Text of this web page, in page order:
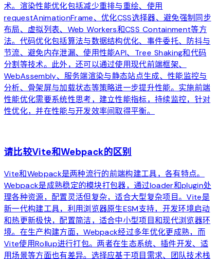
术。渲染性能优化包括减少重排与重绘、使用
requestAnimationFrame、优化CSS选择器、避免强制同步
布局、虚拟列表、Web Workers和CSS Containment等方
法。代码优化包括算法与数据结构优化、事件委托、防抖与
节流、避免内存泄漏、使用性能API、Tree Shaking和代码
分割等技术。此外，还可以通过使用现代前端框架、
WebAssembly、服务端渲染与静态站点生成、性能监控与
分析、骨架屏与加载状态等策略进一步提升性能。实施前端
性能优化需要系统性思考，建立性能指标，持续监控，针对
性优化，并在性能与开发效率间取得平衡。
请比较Vite和Webpack的区别
Vite和Webpack是两种流行的前端构建工具，各有特点。
Webpack是成熟稳定的模块打包器，通过loader和plugin处
理各种资源，配置灵活但复杂，适合大型复杂项目。Vite是
新一代构建工具，利用浏览器原生ESM支持，开发环境启动
和热更新极快，配置简洁，适合中小型项目和现代浏览器环
境。在生产构建方面，Webpack经过多年优化更成熟，而
Vite使用Rollup进行打包。两者在生态系统、插件开发、适
用场景等方面也有差异。选择应基于项目需求、团队技术栈